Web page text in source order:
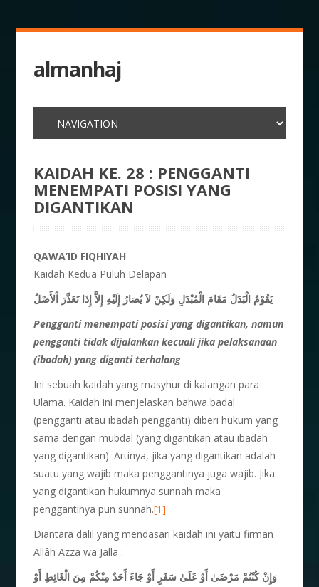
almanhaj
KAIDAH KE. 28 : PENGGANTI
MENEMPATI POSISI YANG
DIGANTIKAN
QAWA’ID FIQHIYAH
Kaidah Kedua Puluh Delapan
يَقُوْمُ الْبَدَلُ مَقَامَ الْمُبْدَلِ وَلَكِنْ لاَ يُصَارُ إِلَيْهِ إِلاَّ إِذَا تَعَذَّرَ اْلأَصْلُ
Pengganti menempati posisi yang digantikan, namun
pengganti tidak dijalankan kecuali jika pelaksanaan
(ibadah) yang diganti terhalang
Ini sebuah kaidah yang masyhur di kalangan para
Ulama. Kaidah ini menjelaskan bahwa badal
(pengganti atau ibadah pengganti) diberi hukum yang
sama dengan mubdal (yang digantikan atau ibadah
yang digantikan). Artinya, jika yang digantikan adalah
suatu yang wajib maka penggantinya juga wajib. Jika
yang digantikan hukumnya sunnah maka
penggantinya pun sunnah.[1]
Diantara dalil yang mendasari kaidah ini yaitu firman
Allâh Azza wa Jalla :
وَإِنْ كُنْتُمْ مَرْضَىٰ أَوْ عَلَىٰ سَفَرٍ أَوْ جَاءَ أَحَدٌ مِنْكُمْ مِنَ الْغَائِطِ أَوْ